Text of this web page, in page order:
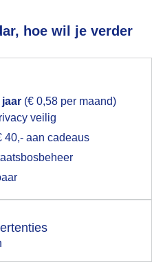
hoe wil je verder
jaar (€ 0,58 per maand)
veilig
40,- aan cadeaus
een berg in de Ardennen
gebruiken voor het
op hebt gegeven,
up uit je browser waarin
de popup